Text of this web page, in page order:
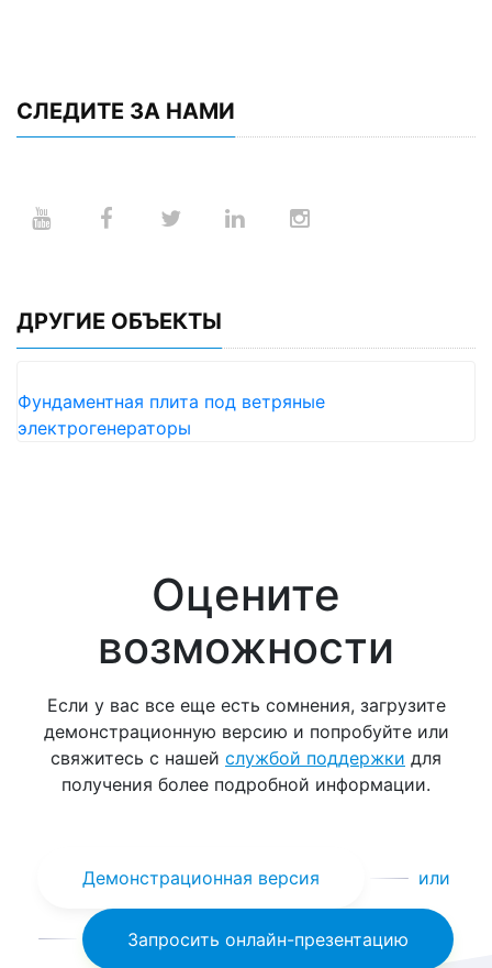
СЛЕДИТЕ ЗА НАМИ
ДРУГИЕ ОБЪЕКТЫ
Фундаментная плита под ветряные
электрогенераторы
Оцените
возможности
Если у вас все еще есть сомнения, загрузите
демонстрационную версию и попробуйте или
свяжитесь с нашей службой поддержки для
получения более подробной информации.
Демонстрационная версия или
Запросить онлайн-презентацию